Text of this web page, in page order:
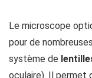
Le microscope
pour de
système de
oculaire). Il permet